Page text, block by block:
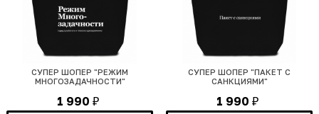
СУПЕР ШОПЕР "РЕЖИМ
МНОГОЗАДАЧНОСТИ"
1 990 ₽
СУПЕР ШОПЕР "ПАКЕТ С
САНКЦИЯМИ"
1 990 ₽